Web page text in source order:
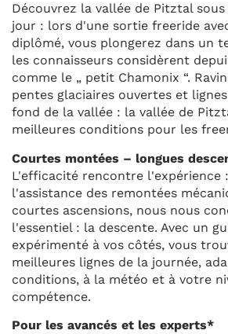
Découvrez la vallée de Pitztal
jour : lors d'une sortie freeride
diplômé, vous plongerez dans un
les connaisseurs considèrent
comme le „ petit Chamonix “.
pentes glaciaires ouvertes et
fond de la vallée : la vallée de
meilleures conditions pour les
Courtes montées – longues
L'efficacité rencontre l'expérience
l'assistance des remontées
courtes ascensions, nous nous
l'essentiel : la descente. Avec un
expérimenté à vos côtés, vous
meilleures lignes de la journée,
conditions, à la météo et à votre
compétence.
Pour les avancés et les experts*